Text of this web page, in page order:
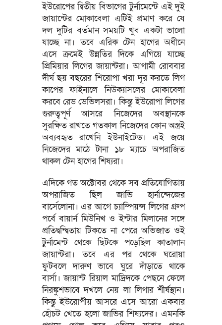
ইউরোপের দ্বিতীয় বিভাগের টুর্নামেন্টে এই দুই
জায়ান্টের মোকাবেলা এটিই প্রমাণ করে যে
দল দুটির বর্তমান সময়টি খুব একটা ভালো
যাচ্ছে না। তবে এরিক টেন হাগের অধীনে
এসে ক্রমেই উন্নতির দিকে এগিয়ে যাচ্ছে
প্রিমিয়ার লিগের জায়ান্টরা। আগামী রোববার
দীর্ঘ ছয় বছরের শিরোপা খরা দূর করতে লিগ
কাপের ফাইনালে নিউক্যাসলের মোকাবেলা
করবে রেড ডেভিলসরা। কিন্তু ইউরোপা লিগের
গুরুত্বপূর্ণ আসরে নিজেদের অবস্থানকে
সুরক্ষিত রাখতে গতকাল নিজেদের কোন অস্ত্রই
অব্যবহৃত রাখেনি ইউনাইটেড। এই জয়ে
নিজেদের মাঠে টানা ১৮ ম্যাচে অপরাজিত
থাকল টেন হাগের শিষ্যরা।
এদিকে গত অক্টোবর থেকে সব প্রতিযোগিতায়
অপরাজিত ছিল জাভি হার্নান্দেজের
বার্সেলোনা। এর আগে চ্যাম্পিয়ন্স লিগের গ্রুপ
পর্বে বায়ার্ন মিউনিখ ও ইন্টার মিলানের সঙ্গে
প্রতিদ্বন্দ্বিতায় টিকতে না পেরে অভিজাত ওই
টুর্নামেন্ট থেকে ছিটকে পড়েছিল কাতালান
জায়ান্টরা। তবে এর পর থেকে ঘরোয়া
ফুটবলে দারুণ ভাবে ঘুরে দাঁড়াতে থাকে
বার্সা। জায়ান্ট রিয়াল মাদ্রিদকে পেছনে ফেলে
নিরঙ্কুশভাবে দখলে নেয় লা লিগার শীর্ষস্থান।
কিন্তু ইউরোপীয় আসরে এসে আরো একবার
হোঁচট খেতে হলো জাভির শিষ্যদের। এমনকি